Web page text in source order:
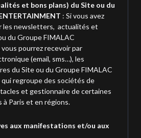
et bons plans) du Site ou du
: Si vous avez
les newsletters, actualités et
du Groupe FIMALAC
pourrez recevoir par
(email, sms…), les
du Site ou du Groupe FIMALAC
regroupe des sociétés de
et gestionnaire de certaines
à Paris et en régions.
aux manifestations et/ou aux